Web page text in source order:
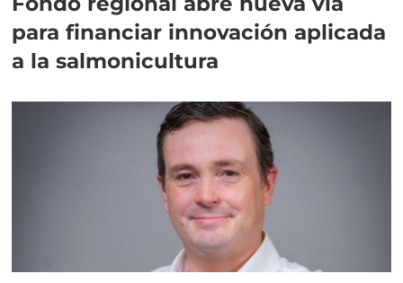
para financiar innovación aplicada
a la salmonicultura